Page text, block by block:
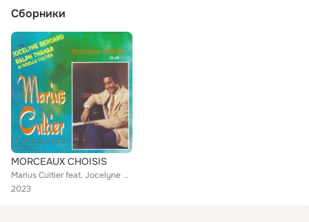
Сборники
MORCEAUX CHOISIS
Marius Cultier feat. Jocelyne Béroard, Ralph Thamar, Giselle CULTIER
2023